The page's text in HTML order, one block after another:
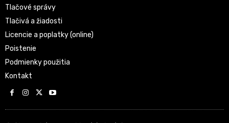
Tlačové správy
Tlačivá a žiadosti
Licencie a poplatky (online)
Poistenie
Podmienky použitia
Kontakt